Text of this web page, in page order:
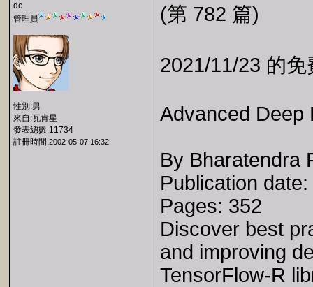
dc
管理員
性別:男
來自:瓦肯星
發表總數:11734
註冊時間:2002-05-07 16:32
(第 782 篇)
2021/11/23 的
Advanced Deep
By Bharatendra
Publication
Pages: 352
Discover best
and improving
TensorFlow-R